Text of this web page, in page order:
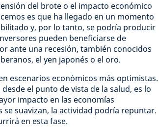
del brote o el impacto económico
es que ha llegado en un momento
y, por lo tanto, se podría producir
pueden beneficiarse de
ante una recesión, también conocidos
el yen japonés o el oro.
escenarios económicos más optimistas.
el punto de vista de la salud, es lo
impacto en las economías
se suavizan, la actividad podría repuntar.
en esta fase.